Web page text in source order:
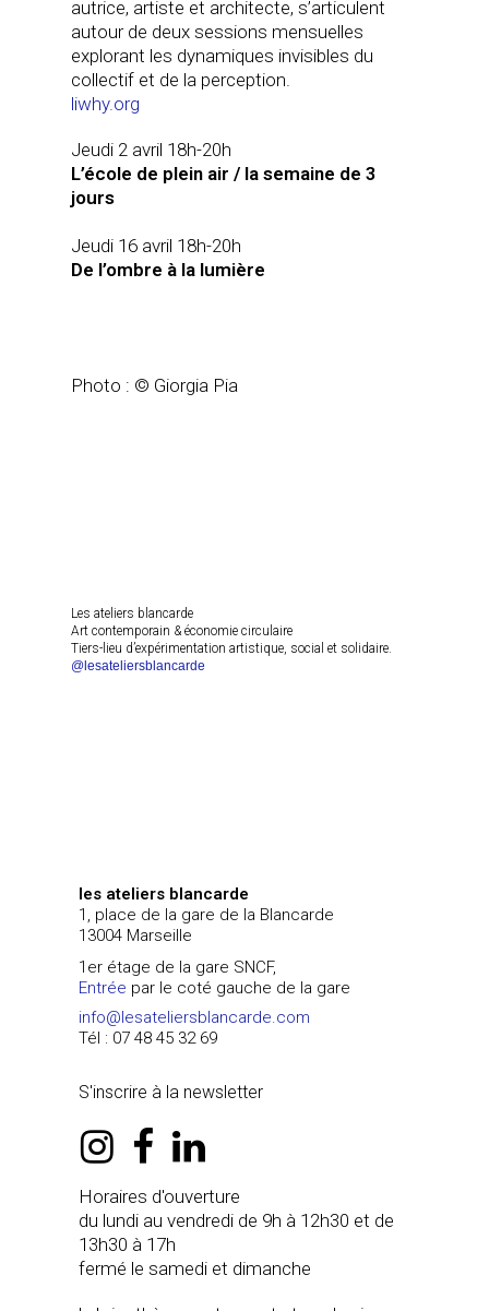
autrice, artiste et architecte, s’articulent
autour de deux sessions mensuelles
explorant les dynamiques invisibles du
collectif et de la perception.
liwhy.org
Jeudi 2 avril 18h-20h
L’école de plein air / la semaine de 3
jours
Jeudi 16 avril 18h-20h
De l’ombre à la lumière
Photo : © Giorgia Pia
Les ateliers blancarde
Art contemporain & économie circulaire
Tiers-lieu d’expérimentation artistique, social et solidaire.
@lesateliersblancarde
les ateliers blancarde
1, place de la gare de la Blancarde
13004 Marseille
1er étage de la gare SNCF,
Entrée par le coté gauche de la gare
info@lesateliersblancarde.com
Tél : 07 48 45 32 69
S'inscrire à la newsletter
instagram
facebook
linkedin
Horaires d'ouverture
du lundi au vendredi de 9h à 12h30 et de
13h30 à 17h
fermé le samedi et dimanche